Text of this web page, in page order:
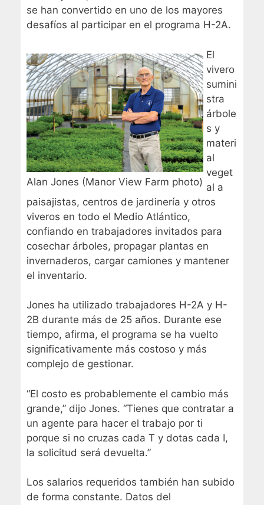
se han convertido en uno de los mayores
desafíos al participar en el programa H-2A.
Alan Jones (Manor View Farm photo)
El
vivero
sumini
stra
árbole
s y
materi
al
veget
al a
paisajistas, centros de jardinería y otros
viveros en todo el Medio Atlántico,
confiando en trabajadores invitados para
cosechar árboles, propagar plantas en
invernaderos, cargar camiones y mantener
el inventario.
Jones ha utilizado trabajadores H-2A y H-
2B durante más de 25 años. Durante ese
tiempo, afirma, el programa se ha vuelto
significativamente más costoso y más
complejo de gestionar.
“El costo es probablemente el cambio más
grande,” dijo Jones. “Tienes que contratar a
un agente para hacer el trabajo por ti
porque si no cruzas cada T y dotas cada I,
la solicitud será devuelta.”
Los salarios requeridos también han subido
de forma constante. Datos del